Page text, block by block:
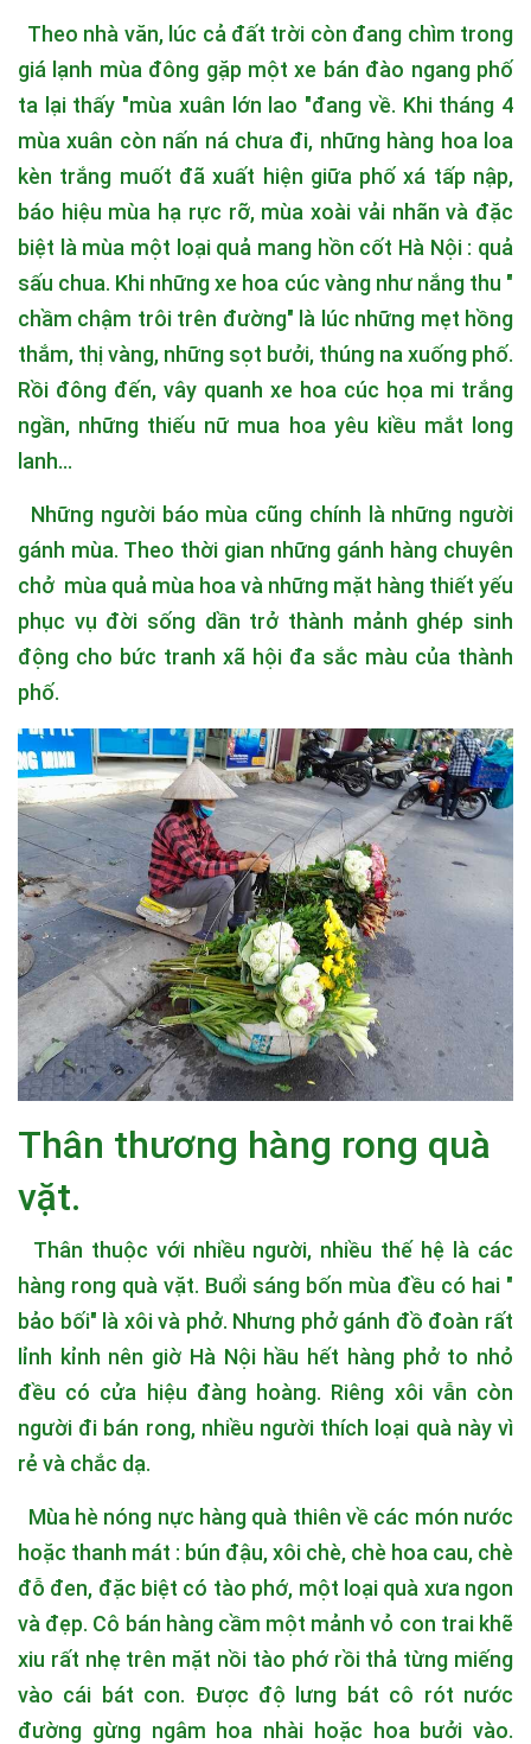
Theo nhà văn, lúc cả đất trời còn đang chìm trong
giá lạnh mùa đông gặp một xe bán đào ngang phố
ta lại thấy "mùa xuân lớn lao "đang về. Khi tháng 4
mùa xuân còn nấn ná chưa đi, những hàng hoa loa
kèn trắng muốt đã xuất hiện giữa phố xá tấp nập,
báo hiệu mùa hạ rực rỡ, mùa xoài vải nhãn và đặc
biệt là mùa một loại quả mang hồn cốt Hà Nội : quả
sấu chua. Khi những xe hoa cúc vàng như nắng thu "
chầm chậm trôi trên đường" là lúc những mẹt hồng
thắm, thị vàng, những sọt bưởi, thúng na xuống phố.
Rồi đông đến, vây quanh xe hoa cúc họa mi trắng
ngần, những thiếu nữ mua hoa yêu kiều mắt long
lanh...
Những người báo mùa cũng chính là những người
gánh mùa. Theo thời gian những gánh hàng chuyên
chở mùa quả mùa hoa và những mặt hàng thiết yếu
phục vụ đời sống dần trở thành mảnh ghép sinh
động cho bức tranh xã hội đa sắc màu của thành
phố.
Thân thương hàng rong quà
vặt.
Thân thuộc với nhiều người, nhiều thế hệ là các
hàng rong quà vặt. Buổi sáng bốn mùa đều có hai "
bảo bối" là xôi và phở. Nhưng phở gánh đồ đoàn rất
lỉnh kỉnh nên giờ Hà Nội hầu hết hàng phở to nhỏ
đều có cửa hiệu đàng hoàng. Riêng xôi vẫn còn
người đi bán rong, nhiều người thích loại quà này vì
rẻ và chắc dạ.
Mùa hè nóng nực hàng quà thiên về các món nước
hoặc thanh mát : bún đậu, xôi chè, chè hoa cau, chè
đỗ đen, đặc biệt có tào phớ, một loại quà xưa ngon
và đẹp. Cô bán hàng cầm một mảnh vỏ con trai khẽ
xiu rất nhẹ trên mặt nồi tào phớ rồi thả từng miếng
vào cái bát con. Được độ lưng bát cô rót nước
đường gừng ngâm hoa nhài hoặc hoa bưởi vào.